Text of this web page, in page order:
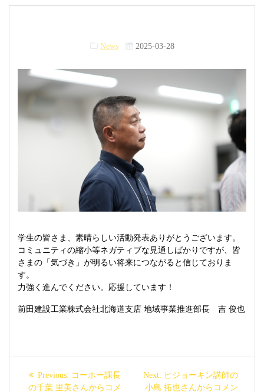
News 2025-03-28
学生の皆さま、素晴らしい活動発表ありがとうございます。
コミュニティの縮小等ネガティブな見通しばかりですが、皆
さまの「気づき」が明るい将来につながると信じておりま
す。
力強く進んでください。応援しています！
前田建設工業株式会社北海道支店 地域事業推進部長 吉 俊也
Previous: Previous
post:
コーホー課長
の千葉 里美さんからコメ
Next: Next
post:
ヒジョーキン講師の
小島 拓也さんからコメン